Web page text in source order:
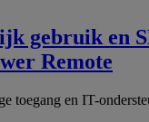
gebruik en
Remote
toegang en IT-